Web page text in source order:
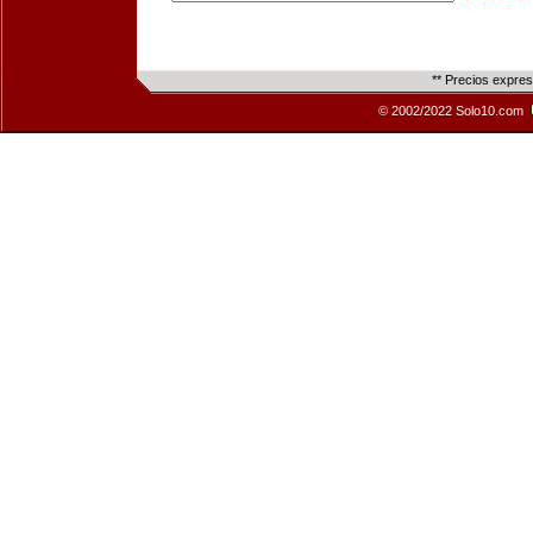
** Precios
© 2002/2022 Solo10.com